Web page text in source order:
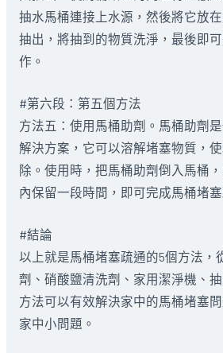
抽水馬桶連接上水源，然後將它放
抽出，將抽到的物質洗淨，最後即
作。
#第六段：第五個方法
方法五：使用馬桶助劑。馬桶助劑
解決方案，它可以溶解堵塞物質，
除。使用時，把馬桶助劑倒入馬桶
內保留一段時間，即可完成馬桶堵
#結論
以上就是馬桶堵塞疏通的5個方法，
劑、硝酸鹽清洗劑、家用潔淨機、
方法可以有效解決家中的馬桶堵塞
家中小問題。